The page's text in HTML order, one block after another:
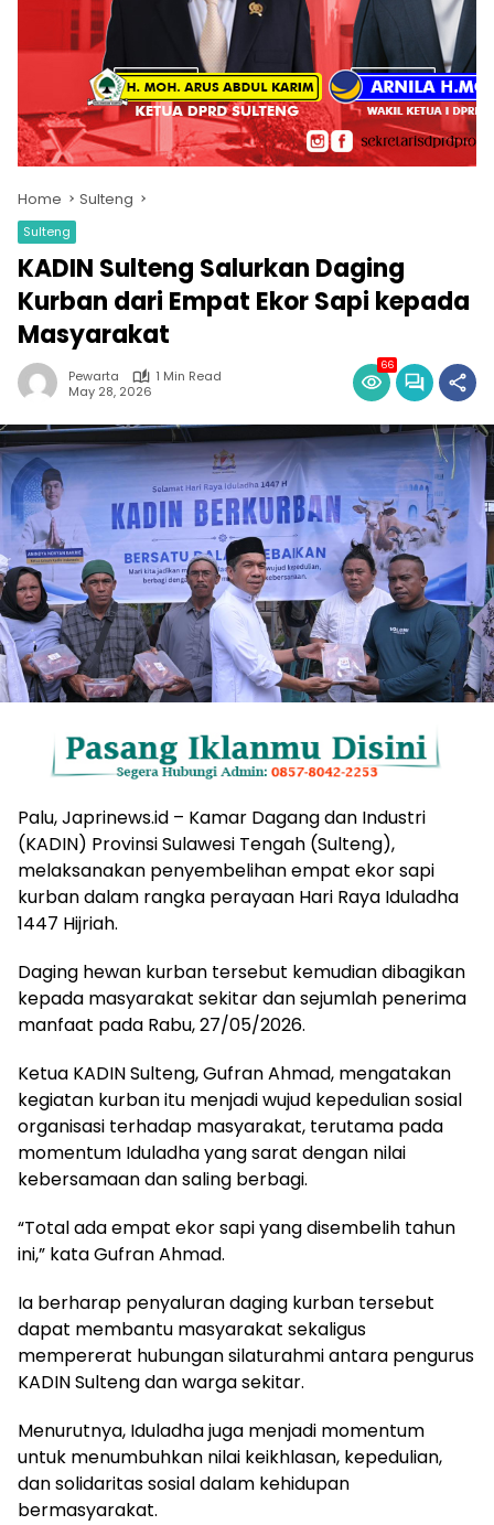
Home Sulteng
Sulteng
KADIN Sulteng Salurkan Daging
Kurban dari Empat Ekor Sapi kepada
Masyarakat
Pewarta
1 Min Read
May 28, 2026
66
Palu, Japrinews.id – Kamar Dagang dan Industri
(KADIN) Provinsi Sulawesi Tengah (Sulteng),
melaksanakan penyembelihan empat ekor sapi
kurban dalam rangka perayaan Hari Raya Iduladha
1447 Hijriah.
Daging hewan kurban tersebut kemudian dibagikan
kepada masyarakat sekitar dan sejumlah penerima
manfaat pada Rabu, 27/05/2026.
Ketua KADIN Sulteng, Gufran Ahmad, mengatakan
kegiatan kurban itu menjadi wujud kepedulian sosial
organisasi terhadap masyarakat, terutama pada
momentum Iduladha yang sarat dengan nilai
kebersamaan dan saling berbagi.
“Total ada empat ekor sapi yang disembelih tahun
ini,” kata Gufran Ahmad.
Ia berharap penyaluran daging kurban tersebut
dapat membantu masyarakat sekaligus
mempererat hubungan silaturahmi antara pengurus
KADIN Sulteng dan warga sekitar.
Menurutnya, Iduladha juga menjadi momentum
untuk menumbuhkan nilai keikhlasan, kepedulian,
dan solidaritas sosial dalam kehidupan
bermasyarakat.